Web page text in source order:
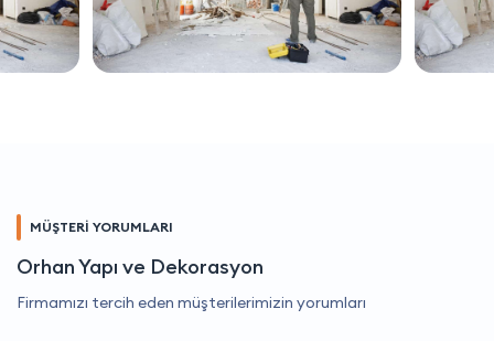
MÜŞTERİ YORUMLARI
Orhan Yapı ve Dekorasyon
Firmamızı tercih eden müşterilerimizin yorumları